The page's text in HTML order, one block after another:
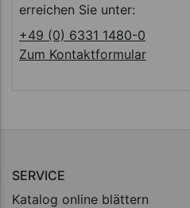
erreichen Sie unter:
+49 (0) 6331 1480-0
Zum Kontaktformular
SERVICE
Katalog online blättern